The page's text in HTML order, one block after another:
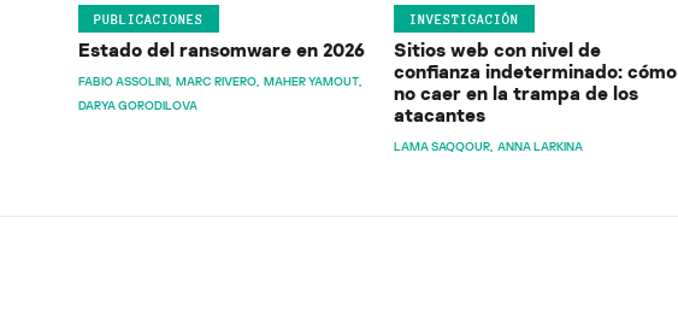
PUBLICACIONES
Estado del ransomware en 2026
FABIO ASSOLINI MARC RIVERO MAHER YAMOUT
DARYA GORODILOVA
INVESTIGACIÓN
Sitios web con nivel de
confianza indeterminado: cómo
no caer en la trampa de los
atacantes
LAMA SAQQOUR ANNA LARKINA